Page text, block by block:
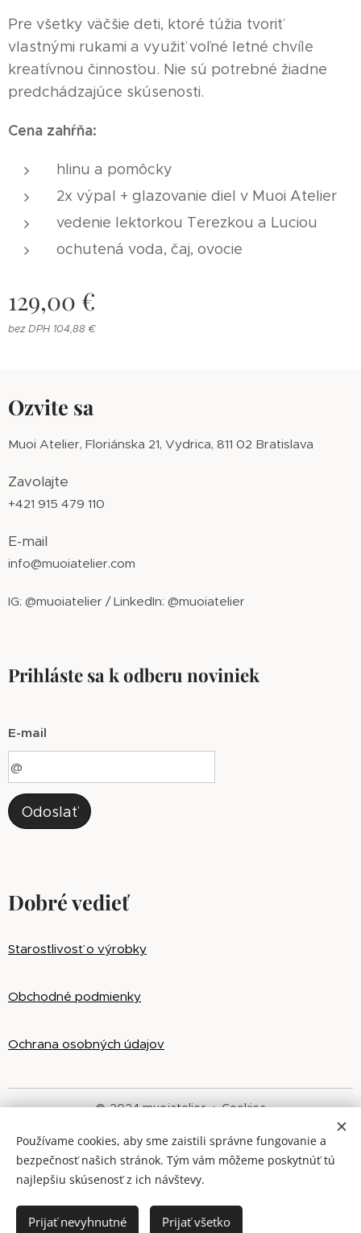
Pre všetky väčšie deti, ktoré túžia tvoriť
vlastnými rukami a využiť voľné letné chvíle
kreatívnou činnosťou. Nie sú potrebné žiadne
predchádzajúce skúsenosti.
Cena zahŕňa:
hlinu a pomôcky
2x výpal + glazovanie diel v Muoi Atelier
vedenie lektorkou Terezkou a Luciou
ochutená voda, čaj, ovocie
129,00 €
bez DPH 104,88 €
Do košíka
Ozvite sa
Muoi Atelier, Floriánska 21, Vydrica, 811 02 Bratislava
Zavolajte
+421 915 479 110
E-mail
info@muoiatelier.com
IG: @muoiatelier / LinkedIn: @muoiatelier
Prihláste sa k odberu noviniek
E-mail
Odoslať
Dobré vedieť
Starostlivosť o výrobky
Obchodné podmienky
Ochrana osobných údajov
@ 2024 muoiatelier Cookies
Jazyky
Slovenčina
English
Používame cookies, aby sme zaistili správne fungovanie a
bezpečnosť našich stránok. Tým vám môžeme poskytnúť tú
najlepšiu skúsenosť z ich návštevy.
Prijať nevyhnutné Prijať všetko